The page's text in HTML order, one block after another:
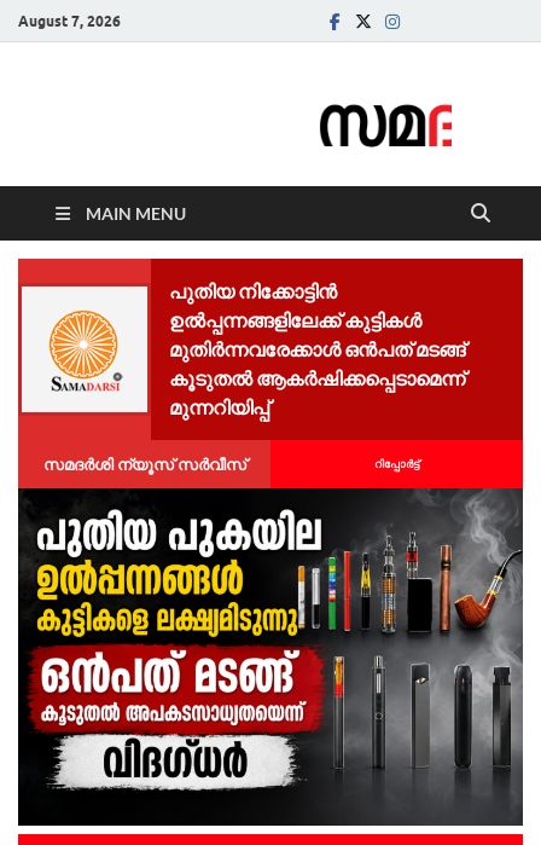
August 7, 2026
MAIN MENU
പുതിയ നിക്കോട്ടിൻ
ഉൽപ്പന്നങ്ങളിലേക്ക് കുട്ടികൾ
മുതിർന്നവരേക്കാൾ ഒൻപത് മടങ്ങ്
കൂടുതൽ ആകർഷിക്കപ്പെടാമെന്ന്
മുന്നറിയിപ്പ്
സമദർശി ന്യൂസ് സർവീസ് റിപ്പോര്‍ട്ട്